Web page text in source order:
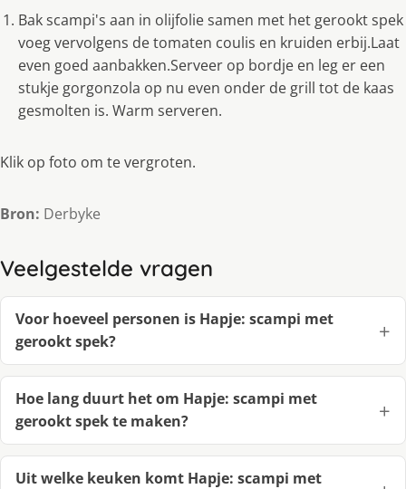
Bak scampi's aan in olijfolie samen met het gerookt spek
voeg vervolgens de tomaten coulis en kruiden erbij.Laat
even goed aanbakken.Serveer op bordje en leg er een
stukje gorgonzola op nu even onder de grill tot de kaas
gesmolten is. Warm serveren.
Klik op foto om te vergroten.
Bron: Derbyke
Veelgestelde vragen
Voor hoeveel personen is Hapje: scampi met
gerookt spek?
Hoe lang duurt het om Hapje: scampi met
gerookt spek te maken?
Uit welke keuken komt Hapje: scampi met